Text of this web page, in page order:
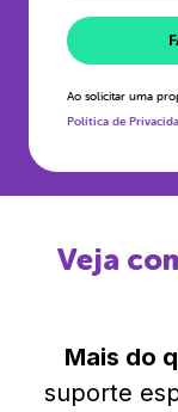
Ao solicitar uma
Política de
Veja
Mais do
suporte